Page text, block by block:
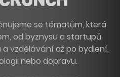
se tématům, která
od byznysu a startupů
vzdělávání až po bydlení,
nebo dopravu.